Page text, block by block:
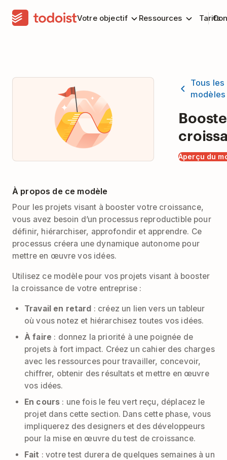
Votre objectif Ressources Tarifs
Tous les
modèles
Aperçu du
À propos de ce modèle
Pour les projets visant à booster votre croissance,
vous avez besoin d’un processus reproductible pour
définir, hiérarchiser, approfondir et apprendre. Ce
processus créera une dynamique autonome pour
mettre en œuvre vos idées.
Utilisez ce modèle pour vos projets visant à booster
la croissance de votre entreprise :
Travail en retard : créez un lien vers un tableur
où vous notez et hiérarchisez toutes vos idées.
À faire : donnez la priorité à une poignée de
projets à fort impact. Créez un cahier des charges
avec les ressources pour travailler, concevoir,
chiffrer, obtenir des résultats et mettre en œuvre
vos idées.
En cours : une fois le feu vert reçu, déplacez le
projet dans cette section. Dans cette phase, vous
impliquerez des designers et des développeurs
pour la mise en œuvre du test de croissance.
Fait : votre test durera de quelques semaines à un